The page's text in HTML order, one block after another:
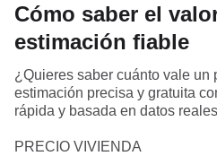
Cómo saber el
estimación fiable
¿Quieres saber cuánto vale un
estimación precisa y gratuita
rápida y basada en datos
PRECIO VIVIENDA